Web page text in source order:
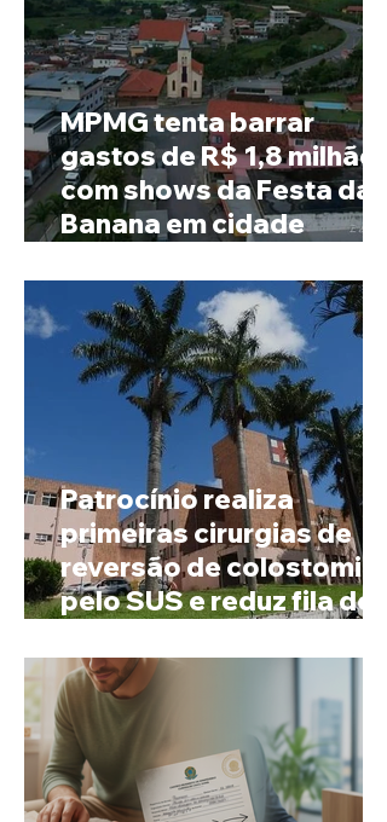
MPMG tenta barrar
gastos de R$ 1,8 milhão
com shows da Festa da
Banana em cidade
4 mil habitantes
Patrocínio realiza
primeiras cirurgias de
reversão de colostomia
pelo SUS e reduz fila de